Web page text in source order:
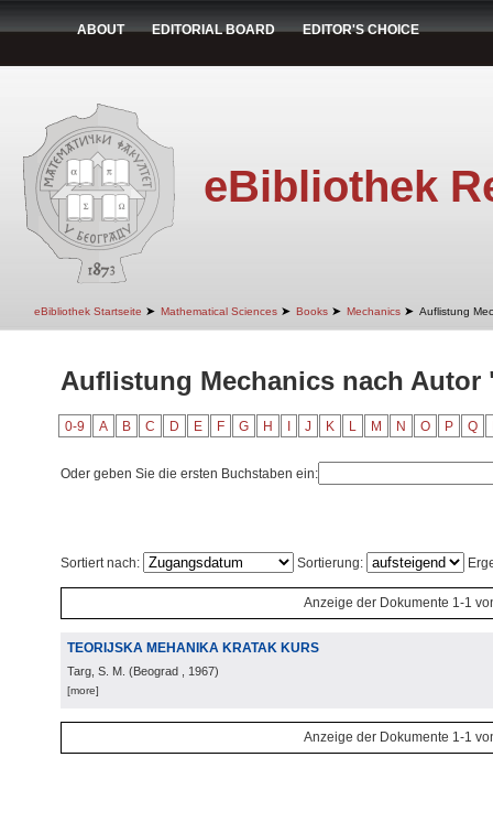
ABOUT EDITORIAL BOARD EDITOR'S CHOICE
eBibliothek
eBibliothek Startseite ➤ Mathematical Sciences ➤ Books ➤ Mechanics ➤ Auflistung
Auflistung Mechanics nach Autor
0-9 A B C D E F G H J K L M N O P Q
Oder geben Sie die ersten Buchstaben ein:
Sortiert nach: Sortierung:
Anzeige der Dokumente 1-1
TEORIJSKA MEHANIKA KRATAK KURS
Targ, S. M. (Beograd , 1967)
[more]
Anzeige der Dokumente 1-1